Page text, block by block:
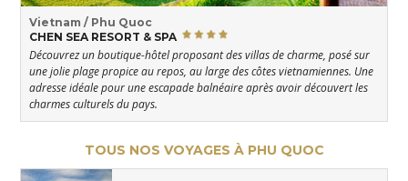
Vietnam / Phu Quoc
CHEN SEA RESORT & SPA
Découvrez un boutique-hôtel proposant des villas de charme, posé sur
une jolie plage propice au repos, au large des côtes vietnamiennes. Une
adresse idéale pour une escapade balnéaire après avoir découvert les
charmes culturels du pays.
TOUS NOS VOYAGES À PHU QUOC